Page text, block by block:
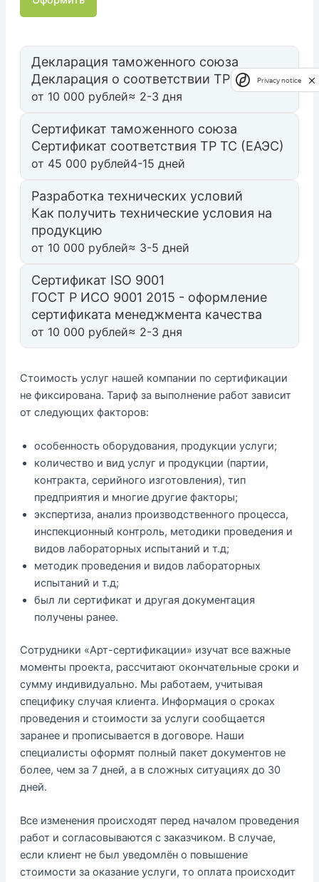
Декларация таможенного союза
Декларация о соответствии ТР ТС
от 10 000 рублей≈ 2-3 дня
Сертификат таможенного союза
Сертификат соответствия ТР ТС (ЕАЭС)
от 45 000 рублей4-15 дней
Разработка технических условий
Как получить технические условия на
продукцию
от 10 000 рублей≈ 3-5 дней
Сертификат ISO 9001
ГОСТ Р ИСО 9001 2015 - оформление
сертификата менеджмента качества
от 10 000 рублей≈ 2-3 дня
Стоимость услуг нашей компании по сертификации
не фиксирована. Тариф за выполнение работ зависит
от следующих факторов:
особенность оборудования, продукции услуги;
количество и вид услуг и продукции (партии,
контракта, серийного изготовления), тип
предприятия и многие другие факторы;
экспертиза, анализ производственного процесса,
инспекционный контроль, методики проведения и
видов лабораторных испытаний и т.д;
методик проведения и видов лабораторных
испытаний и т.д;
был ли сертификат и другая документация
получены ранее.
Сотрудники «Арт-сертификации» изучат все важные
моменты проекта, рассчитают окончательные сроки и
сумму индивидуально. Мы работаем, учитывая
специфику случая клиента. Информация о сроках
проведения и стоимости за услуги сообщается
заранее и прописывается в договоре. Наши
специалисты оформят полный пакет документов не
более, чем за 7 дней, а в сложных ситуациях до 30
дней.
Все изменения происходят перед началом проведения
работ и согласовываются с заказчиком. В случае,
если клиент не был уведомлён о повышение
стоимости за оказание услуги, то оплата происходит
Privacy notice